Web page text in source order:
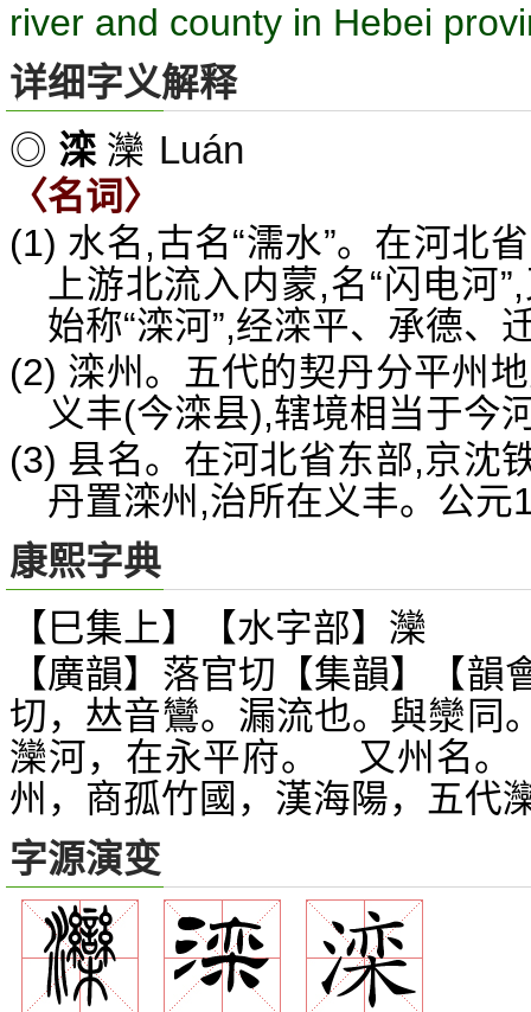
river and county in Hebei
详细字义解释
◎ 滦 灤 Luán
〈名词〉
(1) 水名,古名“濡水”。在河北
上游北流入内蒙,名“闪电河
始称“滦河”,经滦平、承德、
(2) 滦州。五代的契丹分平州
义丰(今滦县),辖境相当于今
(3) 县名。在河北省东部,京沈
丹置滦州,治所在义丰。公元
康熙字典
【巳集上】【水字部】灤
【廣韻】落官切【集韻】【
切， 𠀤音鸞。漏流也。與灓
灤河，在永平府。 又州名。
州，商孤竹國，漢海陽，五代
字源演变